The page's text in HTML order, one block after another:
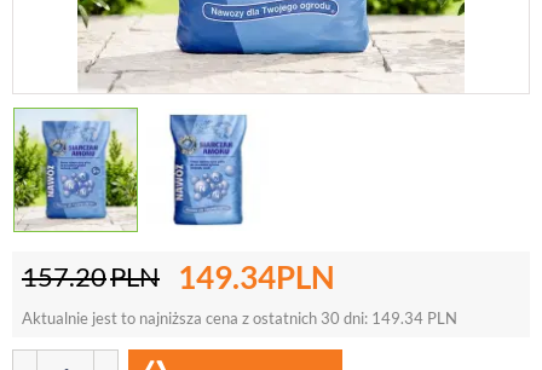
157.20PLN 149.34PLN
Aktualnie jest to najniższa cena z ostatnich 30 dni: 149.34 PLN